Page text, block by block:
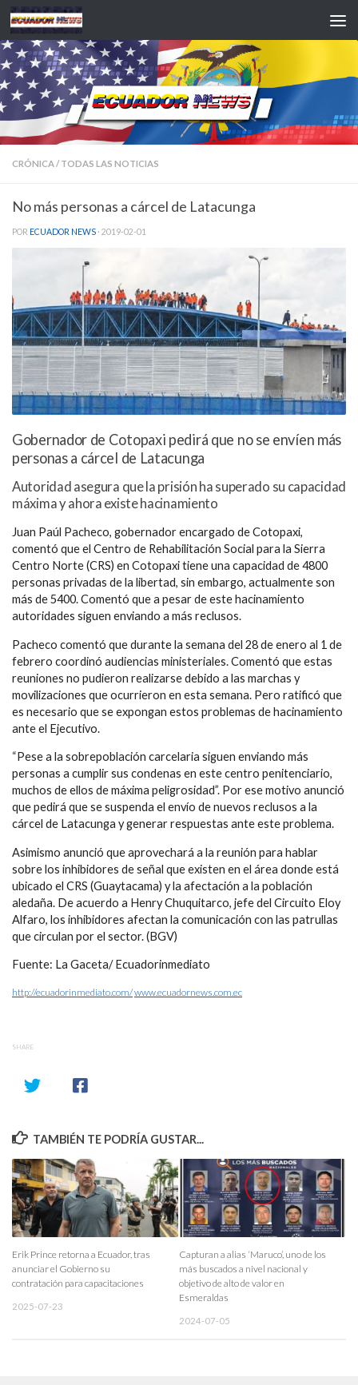
Saltar al contenido
CRÓNICA/ TODAS LAS NOTICIAS
No más personas a cárcel de Latacunga
POR ECUADOR NEWS · 2019-02-01
Gobernador de Cotopaxi pedirá que no se envíen más
personas a cárcel de Latacunga
Autoridad asegura que la prisión ha superado su capacidad
máxima y ahora existe hacinamiento
Juan Paúl Pacheco, gobernador encargado de Cotopaxi,
comentó que el Centro de Rehabilitación Social para la Sierra
Centro Norte (CRS) en Cotopaxi tiene una capacidad de 4800
personas privadas de la libertad, sin embargo, actualmente son
más de 5400. Comentó que a pesar de este hacinamiento
autoridades siguen enviando a más reclusos.
Pacheco comentó que durante la semana del 28 de enero al 1 de
febrero coordinó audiencias ministeriales. Comentó que estas
reuniones no pudieron realizarse debido a las marchas y
movilizaciones que ocurrieron en esta semana. Pero ratificó que
es necesario que se expongan estos problemas de hacinamiento
ante el Ejecutivo.
“Pese a la sobrepoblación carcelaria siguen enviando más
personas a cumplir sus condenas en este centro penitenciario,
muchos de ellos de máxima peligrosidad”. Por ese motivo anunció
que pedirá que se suspenda el envío de nuevos reclusos a la
cárcel de Latacunga y generar respuestas ante este problema.
Asimismo anunció que aprovechará a la reunión para hablar
sobre los inhibidores de señal que existen en el área donde está
ubicado el CRS (Guaytacama) y la afectación a la población
aledaña. De acuerdo a Henry Chuquitarco, jefe del Circuito Eloy
Alfaro, los inhibidores afectan la comunicación con las patrullas
que circulan por el sector. (BGV)
Fuente: La Gaceta/ Ecuadorinmediato
http://ecuadorinmediato.com/www.ecuadornews.com.ec
SHARE
TAMBIÉN TE PODRÍA GUSTAR...
Erik Prince retorna a Ecuador, tras
anunciar el Gobierno su
contratación para capacitaciones
2025-07-23
Capturan a alias ‘Maruco’, uno de los
más buscados a nivel nacional y
objetivo de alto de valor en
Esmeraldas
2024-07-05